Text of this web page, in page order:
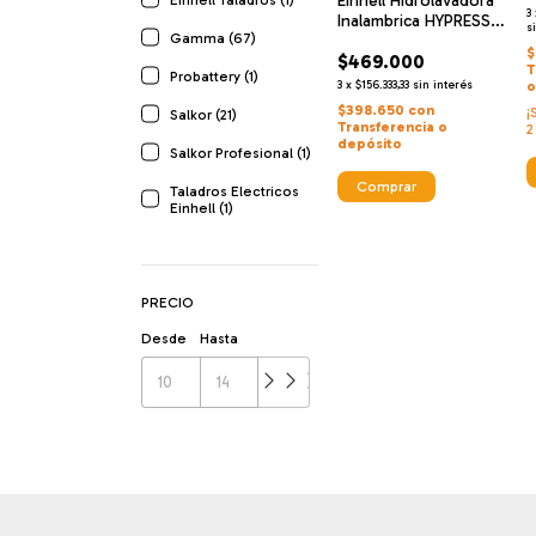
Gamma (67)
Probattery (1)
Salkor (21)
Salkor Profesional (1)
Taladros Electricos
Einhell (1)
PRECIO
Desde Hasta
Inalambrica HYPRESSO
$469.000
3 x $156.333,33 sin interés
$398.650 con
Transferencia o
depósito
3
2